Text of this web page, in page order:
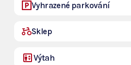
Vyhrazené parkování
Sklep
Výtah